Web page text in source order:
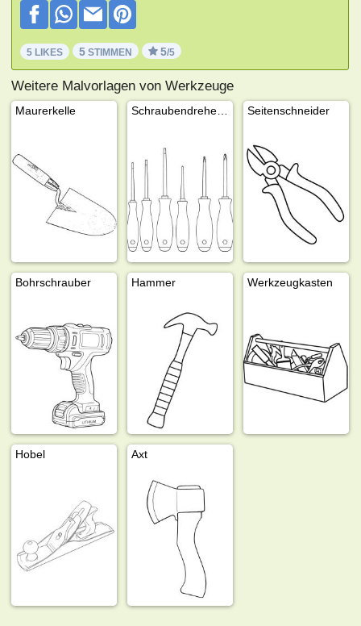
5 LIKES 5 STIMMEN 5/5
Weitere Malvorlagen von Werkzeuge
Maurerkelle Seitenschneider
Bohrschrauber Hammer Werkzeugkasten
Hobel Axt